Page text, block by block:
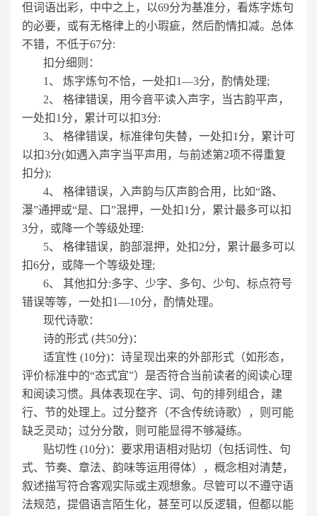
但词语出彩，中中之上，以69分为基准分，看炼字炼句
的必要，或有无格律上的小瑕疵，然后酌情扣减。总体
不错，不低于67分:
扣分细则：
1、 炼字炼句不恰，一处扣1—3分，酌情处理;
2、 格律错误，用今音平读入声字，当古韵平声，
一处扣1分，累计可以扣3分:
3、 格律错误，标准律句失替，一处扣1分，累计可
以扣3分(如遇入声字当平声用，与前述第2项不得重复
扣分);
4、 格律错误，入声韵与仄声韵合用，比如“路、
瀑”通押或“是、口”混押，一处扣1分，累计最多可以扣
3分，或降一个等级处理:
5、 格律错误，韵部混押，处扣2分，累计最多可以
扣6分，或降一个等级处理;
6、 其他扣分:多字、少字、多句、少句、标点符号
错误等等，一处扣1—10分，酌情处理。
现代诗歌：
诗的形式 (共50分)：
适宜性 (10分)：诗呈现出来的外部形式（如形态，
评价标准中的“态式宜”）是否符合当前读者的阅读心理
和阅读习惯。具体表现在字、词、句的排列组合，建
行、节的处理上。过分整齐（不含传统诗歌），则可能
缺乏灵动；过分分散，则可能显得不够凝练。
贴切性 (10分)：要求用语相对贴切（包括词性、句
式、节奏、章法、韵味等运用得体），概念相对清楚，
叙述描写符合客观实际或主观想象。尽管可以不遵守语
法规范，提倡语言陌生化，甚至可以反逻辑，但都以能